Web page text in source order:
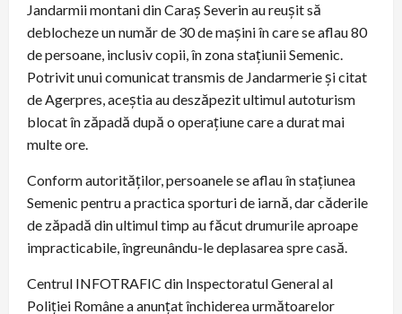
Jandarmii montani din Caraş Severin au reuşit să
deblocheze un număr de 30 de maşini în care se aflau 80
de persoane, inclusiv copii, în zona staţiunii Semenic.
Potrivit unui comunicat transmis de Jandarmerie și citat
de Agerpres, aceştia au deszăpezit ultimul autoturism
blocat în zăpadă după o operaţiune care a durat mai
multe ore.
Conform autorităților, persoanele se aflau în staţiunea
Semenic pentru a practica sporturi de iarnă, dar căderile
de zăpadă din ultimul timp au făcut drumurile aproape
impracticabile, îngreunându-le deplasarea spre casă.
Centrul INFOTRAFIC din Inspectoratul General al
Poliţiei Române a anunțat închiderea următoarelor